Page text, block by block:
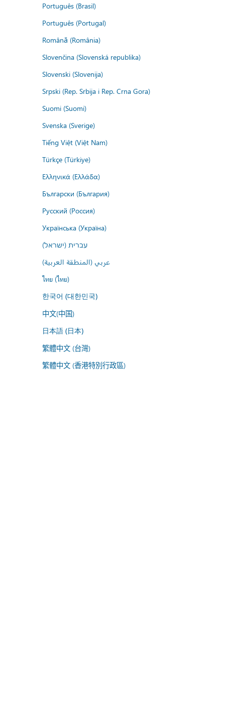
Português (Brasil)
Português (Portugal)
Română (România)
Slovenčina (Slovenská republika)
Slovenski (Slovenija)
Srpski (Rep. Srbija i Rep. Crna Gora)
Suomi (Suomi)
Svenska (Sverige)
Tiếng Việt (Việt Nam)
Türkçe (Türkiye)
Ελληνικά (Ελλάδα)
Български (България)
Русский (Россия)
Українська (Україна)
עברית (ישראל)
عربي (المنطقة العربية)
ไทย (ไทย)
한국어 (대한민국)
中文(中国)
日本語 (日本)
繁體中文 (台灣)
繁體中文 (香港特別行政區)